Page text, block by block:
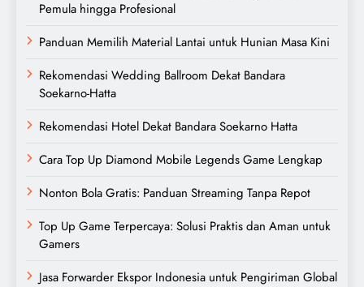
Pemula hingga Profesional
Panduan Memilih Material Lantai untuk Hunian Masa Kini
Rekomendasi Wedding Ballroom Dekat Bandara
Soekarno-Hatta
Rekomendasi Hotel Dekat Bandara Soekarno Hatta
Cara Top Up Diamond Mobile Legends Game Lengkap
Nonton Bola Gratis: Panduan Streaming Tanpa Repot
Top Up Game Terpercaya: Solusi Praktis dan Aman untuk
Gamers
Jasa Forwarder Ekspor Indonesia untuk Pengiriman Global